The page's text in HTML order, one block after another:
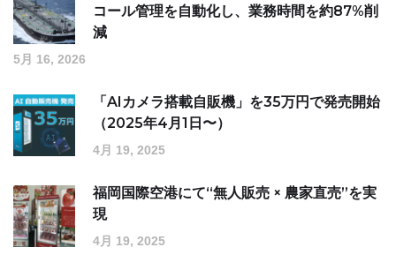
コール管理を自動化し、業務時間を約87%削
減
5月 16, 2026
「AIカメラ搭載自販機」を35万円で発売開始
（2025年4月1日〜）
4月 19, 2025
福岡国際空港にて“無人販売 × 農家直売”を実
現
4月 19, 2025